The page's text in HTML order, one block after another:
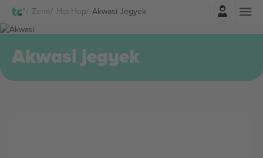
Zene Hip-Hop Akwasi Jegyek
Akwasi jegyek